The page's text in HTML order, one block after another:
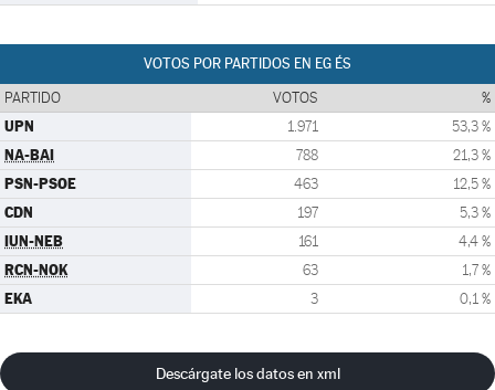
VOTOS POR PARTIDOS EN EG ÉS
PARTIDO VOTOS %
UPN 1.971 53,3 %
NA-BAI 788 21,3 %
PSN-PSOE 463 12,5 %
CDN 197 5,3 %
IUN-NEB 161 4,4 %
RCN-NOK 63 1,7 %
EKA 3 0,1 %
Descárgate los datos en xml